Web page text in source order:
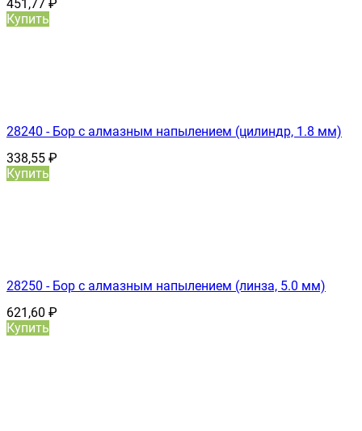
451,77 ₽
Купить
28240 - Бор с алмазным напылением (цилиндр, 1.8 мм)
338,55 ₽
Купить
28250 - Бор с алмазным напылением (линза, 5.0 мм)
621,60 ₽
Купить